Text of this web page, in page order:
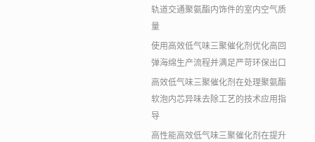
轨道交通聚氨酯内饰件的室内空气质
量
使用高效低气味三聚催化剂优化高回
弹海绵生产流程并满足严苛环保出口
高效低气味三聚催化剂在处理聚氨酯
软泡内芯异味去除工艺的技术应用指
导
高性能高效低气味三聚催化剂在提升